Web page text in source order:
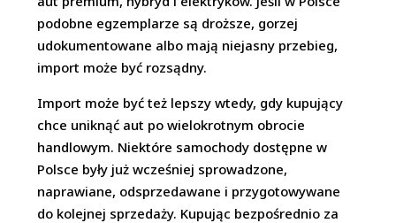
podobne egzemplarze są droższe, gorzej
udokumentowane albo mają niejasny przebieg,
import może być rozsądny.
Import może być też lepszy wtedy, gdy kupujący
chce uniknąć aut po wielokrotnym obrocie
handlowym. Niektóre samochody dostępne w
Polsce były już wcześniej sprowadzone,
naprawiane, odsprzedawane i przygotowywane
do kolejnej sprzedaży. Kupując bezpośrednio za